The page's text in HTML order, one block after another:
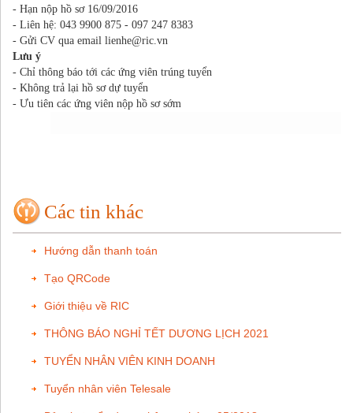
- Hạn nộp hồ sơ 16/09/2016
- Liên hệ: 043 9900 875 - 097 247 8383
- Gửi CV qua email lienhe@ric.vn
Lưu ý
- Chỉ thông báo tới các ứng viên trúng tuyển
- Không trả lại hồ sơ dự tuyển
- Ưu tiên các ứng viên nộp hồ sơ sớm
Các tin khác
Hướng dẫn thanh toán
Tạo QRCode
Giới thiệu về RIC
THÔNG BÁO NGHỈ TẾT DƯƠNG LỊCH 2021
TUYỂN NHÂN VIÊN KINH DOANH
Tuyển nhân viên Telesale